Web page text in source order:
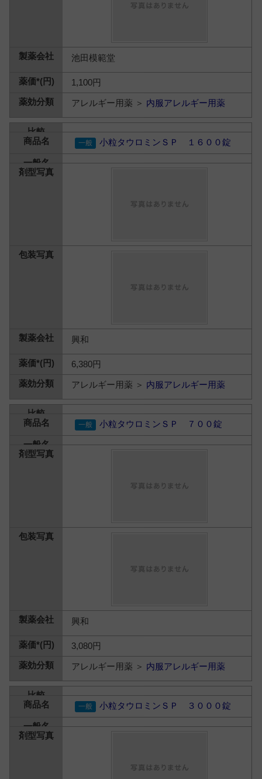
池田模範堂
1,100円
アレルギー用薬 ＞ 内服アレルギー用薬
小粒タウロミンＳＰ １６００錠
興和
6,380円
アレルギー用薬 ＞ 内服アレルギー用薬
小粒タウロミンＳＰ ７００錠
興和
3,080円
アレルギー用薬 ＞ 内服アレルギー用薬
小粒タウロミンＳＰ ３０００錠